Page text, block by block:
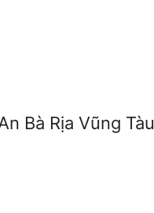
Bà Rịa Vũng Tàu